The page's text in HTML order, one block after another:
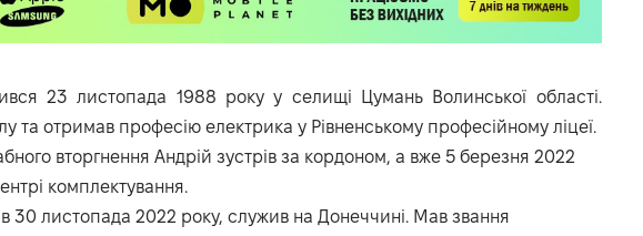
23 листопада 1988 року у селищі Цумань Волинської області.
та отримав професію електрика у Рівненському професійному ліцеї.
вторгнення Андрій зустрів за кордоном, а вже 5 березня 2022
комплектування.
30 листопада 2022 року, служив на Донеччині. Мав звання